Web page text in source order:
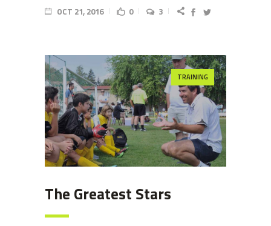
OCT 21, 2016 0 3
TRAINING
The Greatest Stars